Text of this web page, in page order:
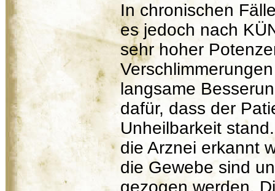
In chronischen
es jedoch nach
sehr hoher
langsame
dafür, dass der
Unheilbarkeit
die Arznei erkannt
die Gewebe sind
gezogen werden.